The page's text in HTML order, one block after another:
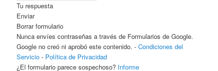
Tu respuesta
Enviar
Borrar formulario
Nunca envíes contraseñas a través de Formularios de Google.
Google no creó ni aprobó este contenido. -Condiciones del
Servicio - Política de Privacidad
¿El formulario parece sospechoso? Informe